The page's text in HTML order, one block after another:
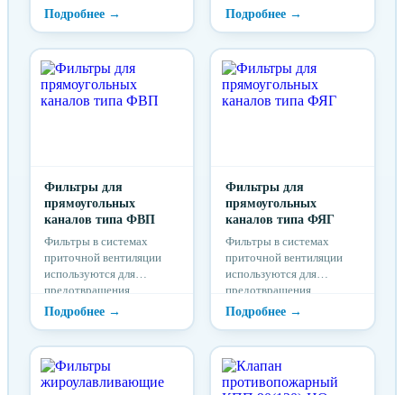
попадания загрязнений из
приточного воздуха в
загрязнения.
попадания загрязнений из
приточного воздуха в
загрязнения.
Фильтры для
прямоугольных
каналов типа ФВП
Фильтры в системах
приточной вентиляции
используются для
предотвращения
попадания загрязнений из
приточного воздуха в
загрязнения.
Фильтры для
прямоугольных
каналов типа ФЯГ
Фильтры в системах
приточной вентиляции
используются для
предотвращения
попадания загрязнений из
приточного воздуха в
загрязнения.